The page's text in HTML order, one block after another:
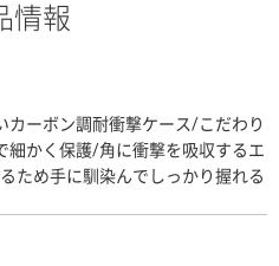
情報
カーボン調耐衝撃ケース/こだわり
細かく保護/角に衝撃を吸収するエ
ため手に馴染んでしっかり握れる